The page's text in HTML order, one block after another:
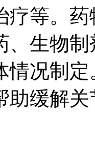
疗等。
、生物
情况制
助缓解